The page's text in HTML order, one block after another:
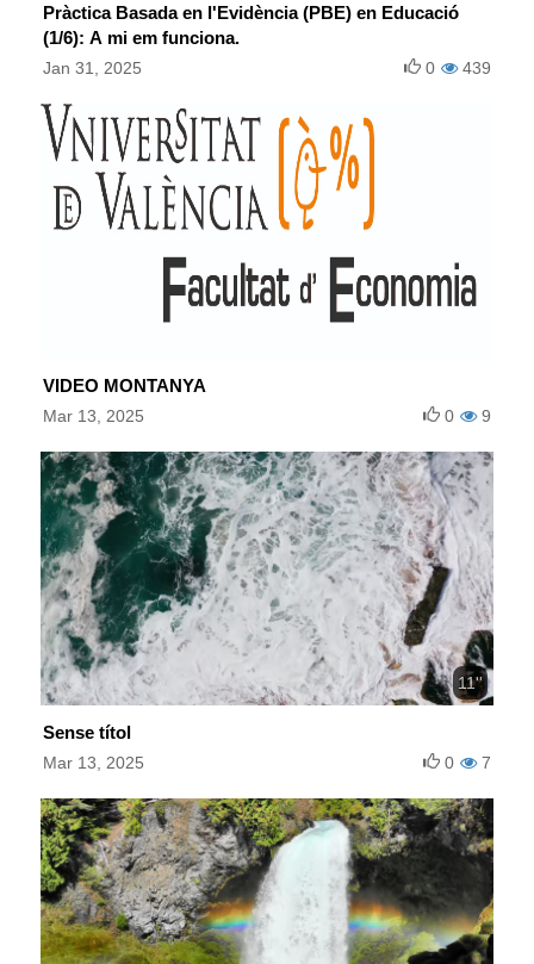
Pràctica Basada en l'Evidència (PBE) en Educació
(1/6): A mi em funciona.
Jan 31, 2025 439
0
VIDEO MONTANYA
Mar 13, 2025 9
0
11''
Sense títol
Mar 13, 2025 7
0